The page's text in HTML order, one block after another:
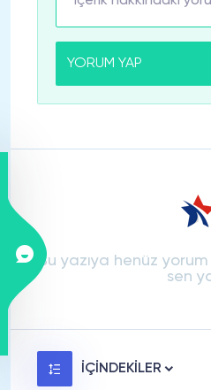
YORUM YAP
Bu yazıya henüz
sen
İÇİNDEKİLER